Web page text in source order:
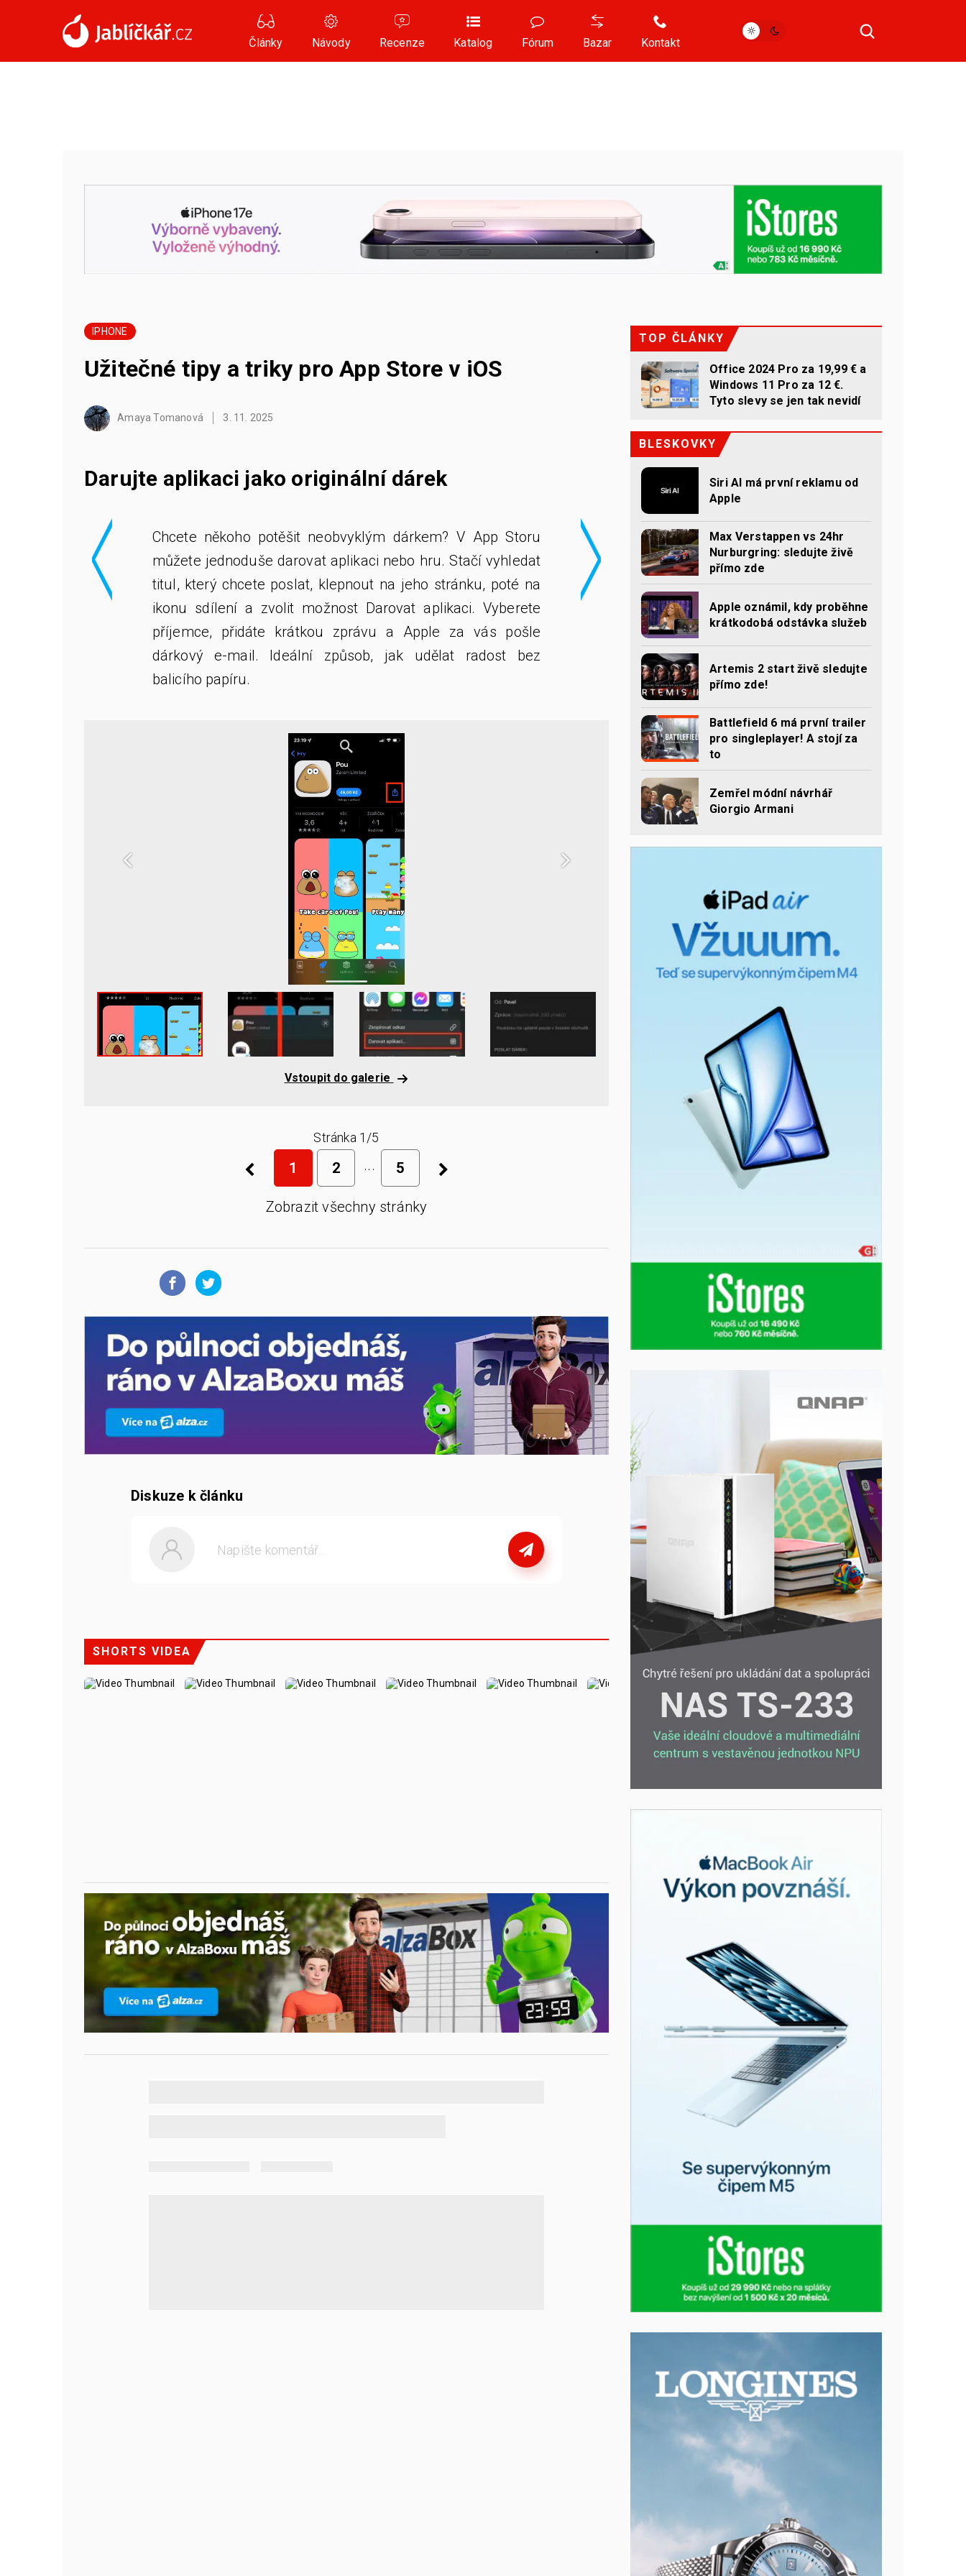
Články Návody Recenze Katalog Fórum Bazar Kontakt
IPHONE
Užitečné tipy a triky pro App Store v iOS
Amaya Tomanová 3. 11. 2025
< >
Darujte aplikaci jako originální dárek
Chcete někoho potěšit neobvyklým dárkem? V App Storu
můžete jednoduše darovat aplikaci nebo hru. Stačí vyhledat
titul, který chcete poslat, klepnout na jeho stránku, poté na
ikonu sdílení a zvolit možnost Darovat aplikaci. Vyberete
příjemce, přidáte krátkou zprávu a Apple za vás pošle
dárkový e-mail. Ideální způsob, jak udělat radost bez
balicího papíru.
Vstoupit do galerie
1 2 5
Stránka 1/5
Zobrazit všechny stránky
Diskuze k článku
SHORTS VIDEA
TOP ČLÁNKY
Office 2024 Pro za 19,99 € a
Windows 11 Pro za 12 €.
Tyto slevy se jen tak nevidí
BLESKOVKY
Siri AI má první reklamu od
Apple
Max Verstappen vs 24hr
Nurburgring: sledujte živě
přímo zde
Apple oznámil, kdy proběhne
krátkodobá odstávka služeb
Artemis 2 start živě sledujte
přímo zde!
Battlefield 6 má první trailer
pro singleplayer! A stojí za
to
Zemřel módní návrhář
Giorgio Armani